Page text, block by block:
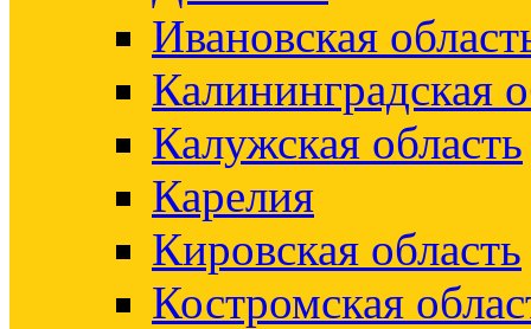
Ивановская
Калининградская
Калужская область
Карелия
Кировская область
Костромская